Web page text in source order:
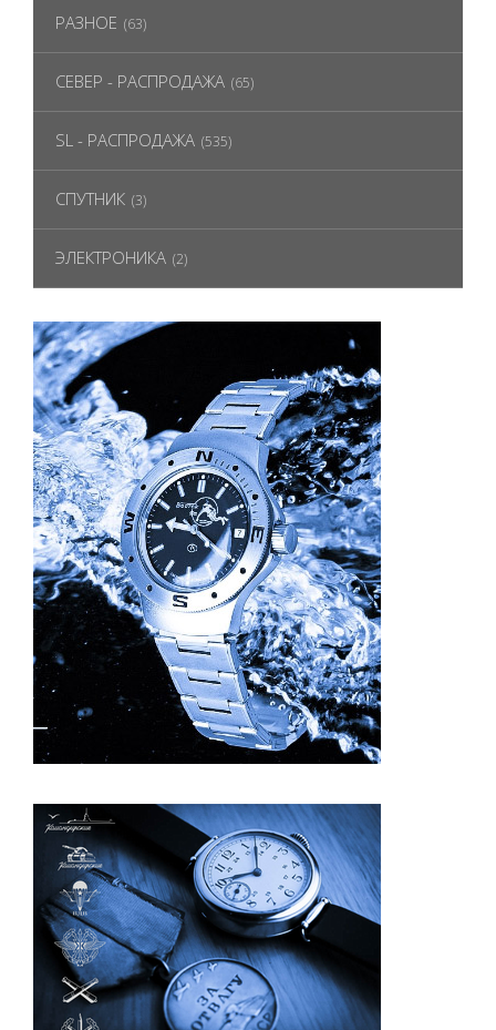
РАЗНОЕ (63)
СЕВЕР - РАСПРОДАЖА (65)
SL - РАСПРОДАЖА (535)
СПУТНИК (3)
ЭЛЕКТРОНИКА (2)